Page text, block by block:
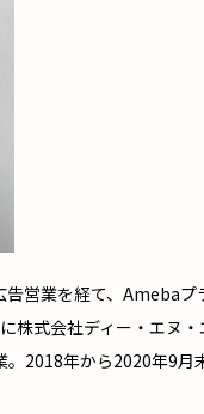
営業を経て、Ameba
株式会社ディー・エヌ
2018年から2020年9月